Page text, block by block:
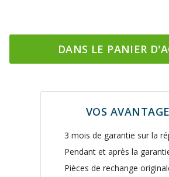
DANS LE PANIER
VOS
3 mois de garantie sur la
Pendant et après la
Pièces de rechange